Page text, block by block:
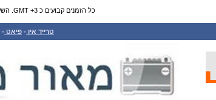
כל הזמנים קבועים כ GMT +3. השעה כרגע היא
טרייד אין - פיאט -